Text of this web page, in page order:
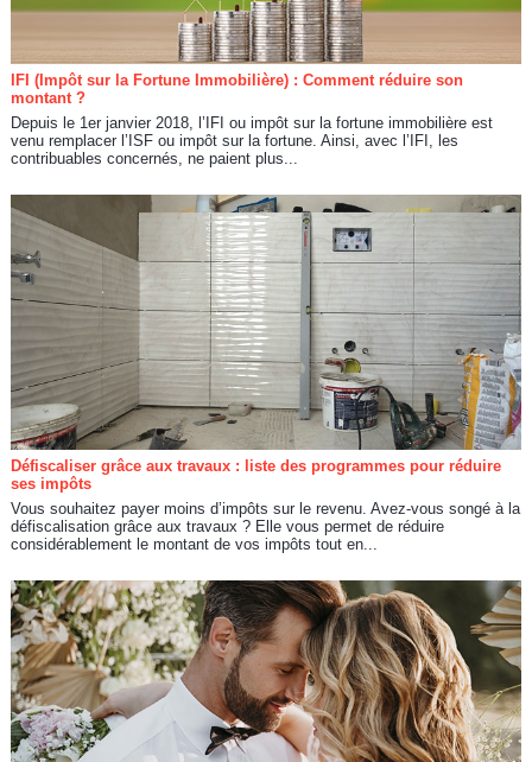
IFI (Impôt sur la Fortune Immobilière) : Comment réduire son
montant ?
Depuis le 1er janvier 2018, l’IFI ou impôt sur la fortune immobilière est
venu remplacer l’ISF ou impôt sur la fortune. Ainsi, avec l’IFI, les
contribuables concernés, ne paient plus...
Défiscaliser grâce aux travaux : liste des programmes pour réduire
ses impôts
Vous souhaitez payer moins d’impôts sur le revenu. Avez-vous songé à la
défiscalisation grâce aux travaux ? Elle vous permet de réduire
considérablement le montant de vos impôts tout en...